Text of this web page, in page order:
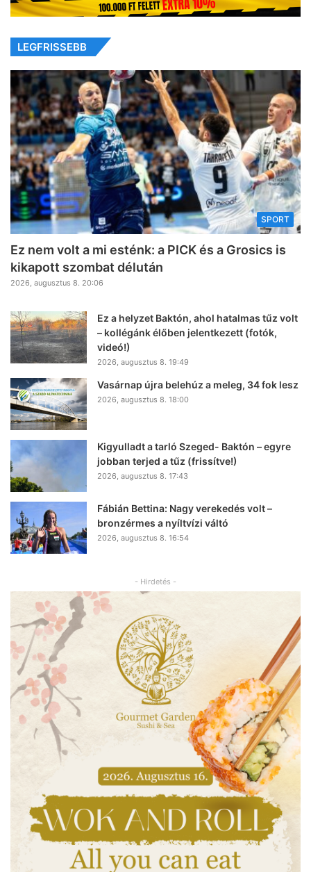
LEGFRISSEBB
SPORT
Ez nem volt a mi esténk: a PICK és a Grosics is
kikapott szombat délután
2026, augusztus 8. 20:06
Ez a helyzet Baktón, ahol hatalmas tűz volt
– kollégánk élőben jelentkezett (fotók,
videó!)
2026, augusztus 8. 19:49
Vasárnap újra belehúz a meleg, 34 fok lesz
2026, augusztus 8. 18:00
Kigyulladt a tarló Szeged- Baktón – egyre
jobban terjed a tűz (frissítve!)
2026, augusztus 8. 17:43
Fábián Bettina: Nagy verekedés volt –
bronzérmes a nyíltvízi váltó
2026, augusztus 8. 16:54
- Hirdetés -